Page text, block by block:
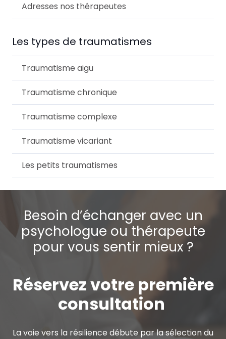
Adresses nos thérapeutes
Les types de traumatismes
Traumatisme aigu
Traumatisme chronique
Traumatisme complexe
Traumatisme vicariant
Les petits traumatismes
Besoin d’échanger avec un
psychologue ou thérapeute
pour vous sentir mieux ?
Réservez votre première
consultation
La voie vers la résilience débute par la sélection du